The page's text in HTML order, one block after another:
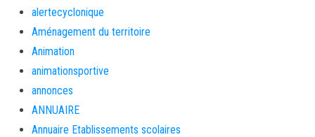
alertecyclonique
Aménagement du territoire
Animation
animationsportive
annonces
ANNUAIRE
Annuaire Etablissements scolaires